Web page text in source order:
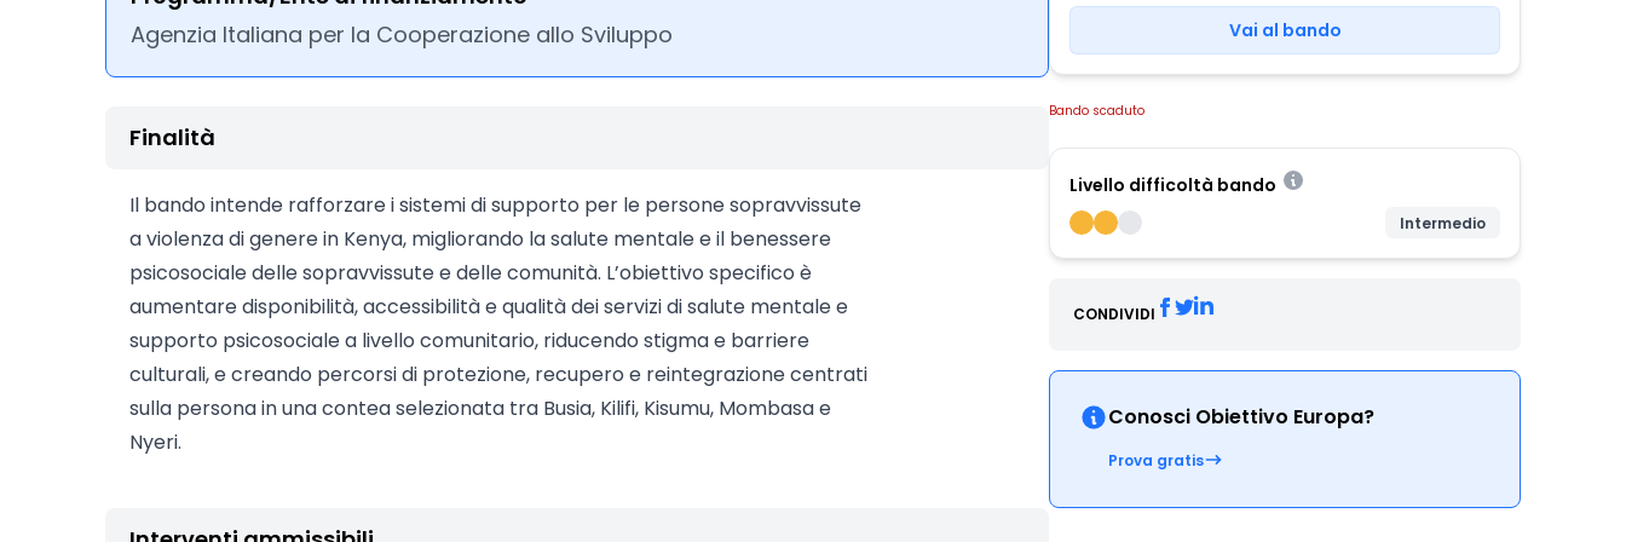
Agenzia Italiana per la Cooperazione allo Sviluppo
Finalità
Il bando intende rafforzare i sistemi di supporto per le persone sopravvissute
a violenza di genere in Kenya, migliorando la salute mentale e il benessere
psicosociale delle sopravvissute e delle comunità. L’obiettivo specifico è
aumentare disponibilità, accessibilità e qualità dei servizi di salute mentale e
supporto psicosociale a livello comunitario, riducendo stigma e barriere
culturali, e creando percorsi di protezione, recupero e reintegrazione centrati
sulla persona in una contea selezionata tra Busia, Kilifi, Kisumu, Mombasa e
Nyeri.
Vai al bando
Bando scaduto
Livello difficoltà bando
Intermedio
CONDIVIDI
Conosci Obiettivo Europa?
Prova gratis